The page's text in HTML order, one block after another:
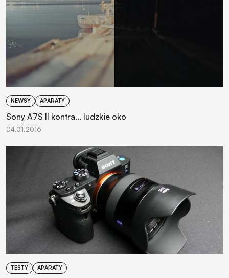
NEWSY APARATY
Sony A7S II kontra... ludzkie oko
04.01.2016
TESTY APARATY